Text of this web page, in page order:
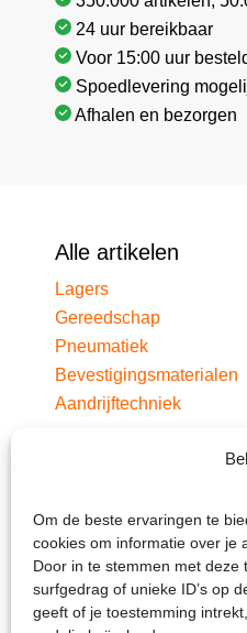
Om de beste ervaringen te
cookies om informatie over je
Door in te stemmen met deze
surfgedrag of unieke ID’s op
geeft of je toestemming
24 uur bereikbaar
Voor 15:00 uur
Spoedlevering
Afhalen en bezorgen
Alle artikelen
Lagers
Gereedschap
Pneumatiek
Bevestigingsmaterialen
Aandrijftechniek